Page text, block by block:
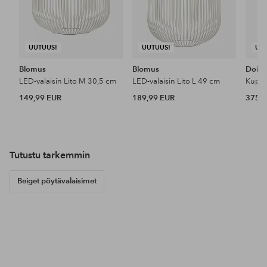
UUTUUS!
Blomus
LED-valaisin Lito M 30,5 cm
149,99 EUR
UUTUUS!
Blomus
LED-valaisin Lito L 49 cm
189,99 EUR
375
Tutustu tarkemmin
Beiget pöytävalaisimet